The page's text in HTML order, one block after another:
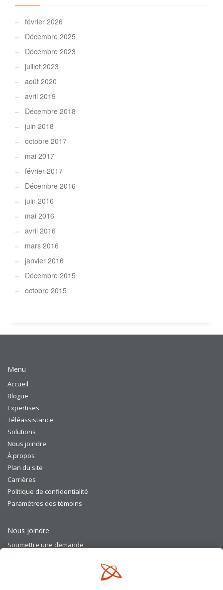
février 2026
Décembre 2025
Décembre 2023
juillet 2023
août 2020
avril 2019
Décembre 2018
juin 2018
octobre 2017
mai 2017
février 2017
Décembre 2016
juin 2016
mai 2016
avril 2016
mars 2016
janvier 2016
Décembre 2015
octobre 2015
Menu
Accueil
Blogue
Expertises
Téléassistance
Solutions
Nous joindre
À propos
Plan du site
Carrières
Politique de confidentialité
Paramètres des témoins
Nous joindre
Soumettre une demande
+1 (450) 649-4277
+1 (418) 907-2421